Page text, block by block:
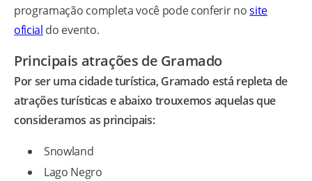
programação completa você pode conferir nosite
oficial do evento.
Principais atrações de Gramado
Por ser uma cidade turística, Gramado está repleta de
atrações turísticas e abaixo trouxemos aquelas que
consideramos as principais:
Snowland
Lago Negro